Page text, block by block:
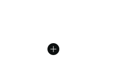
Dit artikel is in de